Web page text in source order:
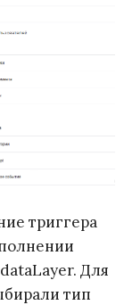
триггера
Для
тип